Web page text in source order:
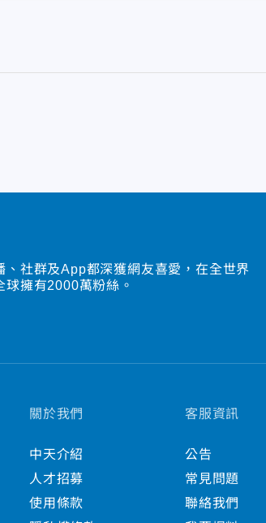
、社群及App都深獲網友喜愛，在全世界
擁有2000萬粉絲。
關於我們
中天介紹
人才招募
使用條款
客服資訊
公告
常見問題
聯絡我們